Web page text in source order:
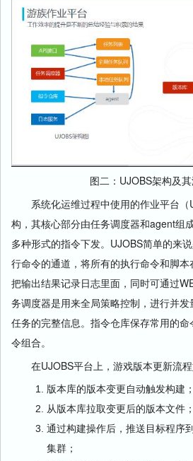
图二：UJOBS架构及其
系统化运维过程中使用的作业平台（
构，其核心部分由任务调度器和agent组
多种形式的指令下发。UJOBS简单的来
行命令的通道，将所有的执行命令和脚本
把输出结果记录日志里面，同时可通过
务调度器是用来全局策略控制，进行并
任务的完整信息。指令仓库保存常用的
令组合。
在UJOBS平台上，游戏版本更新流程
版本库的版本变更自动触发构建；
从版本库拉取变更后的版本文件；
通过构建操作后，推送目标程序
集群；